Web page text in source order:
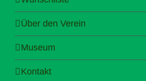
Über den Verein
Museum
Kontakt